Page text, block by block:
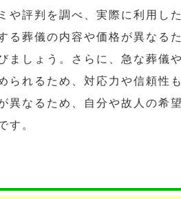
や評判を調べ、実際に利用し
る葬儀の内容や価格が異なる
ましょう。さらに、急な葬儀
られるため、対応力や信頼性
異なるため、自分や故人の希
す。